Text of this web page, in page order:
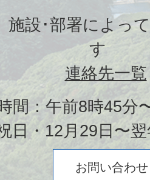
設･部署によっ
す
連絡先一覧
間：午前8時45分
日・12月29日〜
お問い合わせ